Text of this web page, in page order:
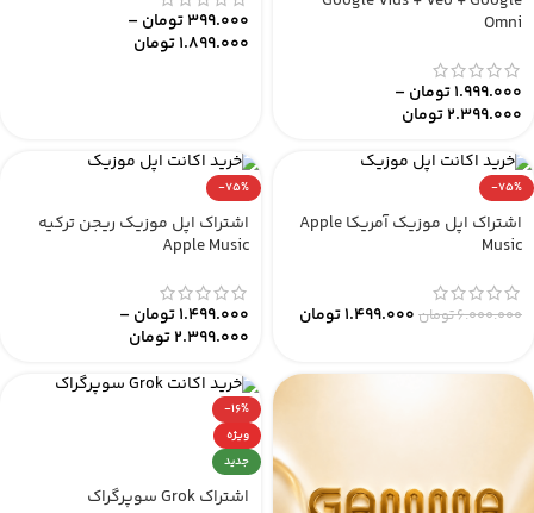
Omni
1.999.000تومان –
2.399.000تومان
399.000تومان –
1.899.000تومان
-75%
اشتراک اپل موزیک آمریکا Apple
Music
6.000.000تومان 1.499.000تومان
-75%
اشتراک اپل موزیک ریجن ترکیه
Apple Music
1.499.000تومان –
2.399.000تومان
-16%
ویژه
جدید
اشتراک Grok سوپرگراک